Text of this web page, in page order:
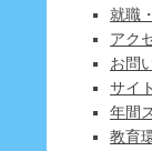
就職
アク
お問
サイ
年間
教育